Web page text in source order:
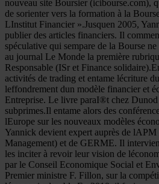
nouveau site Boursier (icibourse.com),
de sorienter vers la formation à la
LInstitut Financier ».Jusquen 2005,
publier des articles financiers. Il
spéculative qui sempare de la Bourse
au journal Le Monde la première
Responsable (ISr et Finance
activités de trading et entame lécriture
leffondrement dun modèle financier et
Entreprise. Le livre paraI®t chez Dunod
subprimes.Il entame alors des
lEurope sur les nouveaux modèles
Yannick devient expert auprès de
Management) et de GERME. Il
les inciter à revoir leur vision de
par le Conseil Economique Social et
Premier ministre F. Fillon, sur la